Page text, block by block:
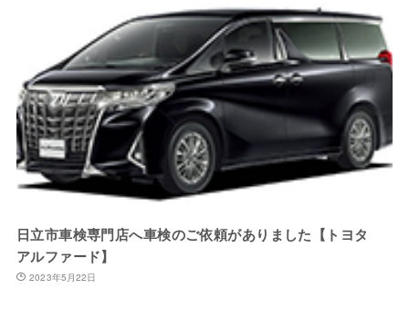
日立市車検専門店へ車検のご依頼がありました【トヨタ
アルファード】
2023年5月22日